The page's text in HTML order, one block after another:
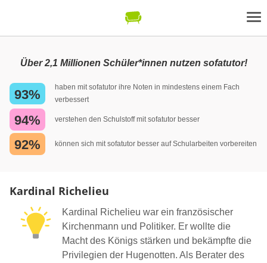
Über 2,1 Millionen Schüler*innen nutzen sofatutor!
93%
haben mit sofatutor ihre Noten in mindestens einem Fach
verbessert
94% verstehen den Schulstoff mit sofatutor besser
92% können sich mit sofatutor besser auf Schularbeiten vorbereiten
Kardinal Richelieu
Kardinal Richelieu war ein französischer
Kirchenmann und Politiker. Er wollte die
Macht des Königs stärken und bekämpfte die
Privilegien der Hugenotten. Als Berater des